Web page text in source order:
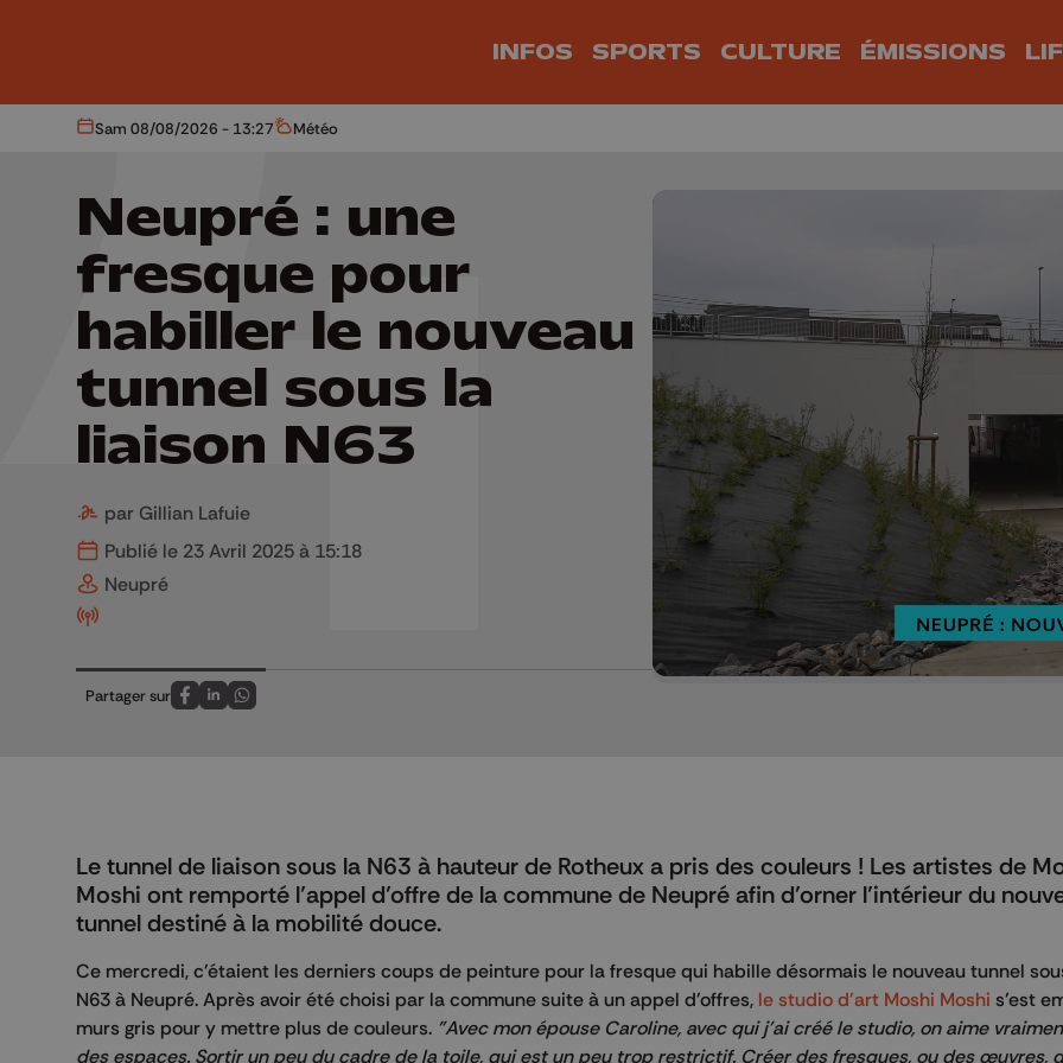
INFOS SPORTS CULTURE ÉMISSIONS
Aujourd'hui
Sam 08/08/2026 - 13:27 Météo
Météo
Neupré : une
fresque pour
habiller le nouveau
tunnel sous la
liaison N63
par Gillian Lafuie
Publié le 23 Avril 2025 à 15:18
Neupré
Partager sur
Partagez sur FaceBook
Partagez sur LinkedIn
Partagez sur Whatsapp
Mettre en pause
Le tunnel de liaison sous la N63 à hauteur de Rotheux a pris des couleurs ! Les artistes de
Moshi ont remporté l’appel d’offre de la commune de Neupré afin d’orner l’intérieur du
tunnel destiné à la mobilité douce.
Ce mercredi, c'étaient les derniers coups de peinture pour la fresque qui habille désormais le nouveau tunnel
N63 à Neupré. Après avoir été choisi par la commune suite à un appel d'offres, le studio d’art Moshi Moshi s’est
murs gris pour y mettre plus de couleurs. "Avec mon épouse Caroline, avec qui j'ai créé le studio, on aime
des espaces. Sortir un peu du cadre de la toile, qui est un peu trop restrictif. Créer des fresques, ou des œuvres,